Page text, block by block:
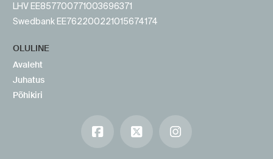
LHV EE857700771003696371
Swedbank EE762200221015674174
OLULINE
Avaleht
Juhatus
Põhikiri